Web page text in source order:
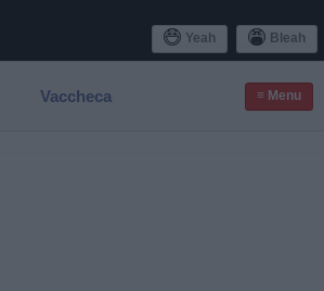
Yeah Bleah
Vaccheca ≡ Menu